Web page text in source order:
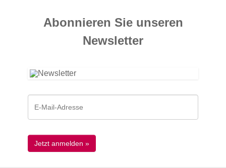
Abonnieren Sie unseren
News­letter